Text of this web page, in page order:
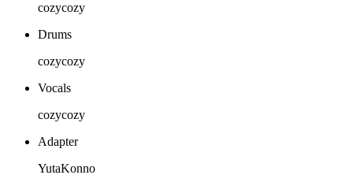
cozycozy
Drums
cozycozy
Vocals
cozycozy
Adapter
YutaKonno